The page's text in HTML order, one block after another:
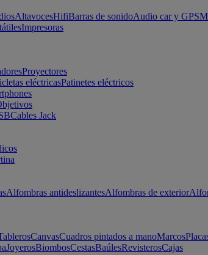
AltavocesHifiBarras de sonidoAudio car y GPS
Impresoras
Proyectores
eléctricasPatinetes eléctricos
Cables Jack
Alfombras antideslizantesAlfombras de exterior
CanvasCuadros pintados a manoMarcos
JoyerosBiombosCestasBaúlesRevisterosCajas